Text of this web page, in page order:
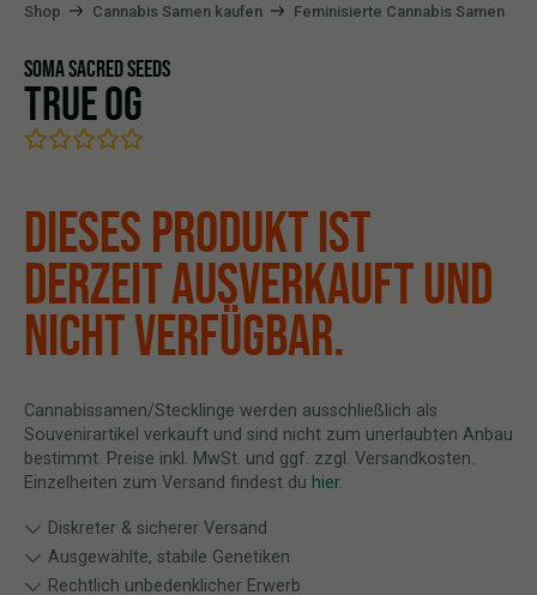
Shop Cannabis Samen kaufen Feminisierte Cannabis Samen
SOMA SACRED SEEDS
TRUE OG
DIESES PRODUKT IST
DERZEIT AUSVERKAUFT UND
NICHT VERFÜGBAR.
Cannabissamen/Stecklinge werden ausschließlich als
Souvenirartikel verkauft und sind nicht zum unerlaubten Anbau
bestimmt. Preise inkl. MwSt. und ggf. zzgl. Versandkosten.
Einzelheiten zum Versand findest du hier.
Diskreter & sicherer Versand
Ausgewählte, stabile Genetiken
Rechtlich unbedenklicher Erwerb